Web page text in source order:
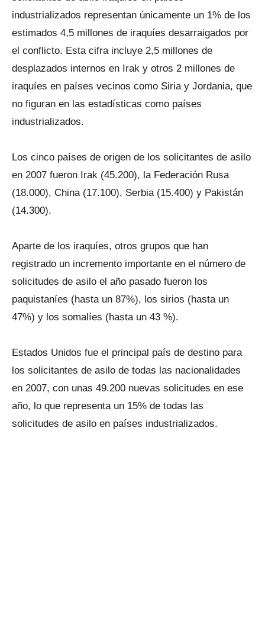
industrializados representan únicamente un 1% de los
estimados 4,5 millones de iraquíes desarraigados por
el conflicto. Esta cifra incluye 2,5 millones de
desplazados internos en Irak y otros 2 millones de
iraquíes en países vecinos como Siria y Jordania, que
no figuran en las estadísticas como países
industrializados.
Los cinco países de origen de los solicitantes de asilo
en 2007 fueron Irak (45.200), la Federación Rusa
(18.000), China (17.100), Serbia (15.400) y Pakistán
(14.300).
Aparte de los iraquíes, otros grupos que han
registrado un incremento importante en el número de
solicitudes de asilo el año pasado fueron los
paquistaníes (hasta un 87%), los sirios (hasta un
47%) y los somalíes (hasta un 43 %).
Estados Unidos fue el principal país de destino para
los solicitantes de asilo de todas las nacionalidades
en 2007, con unas 49.200 nuevas solicitudes en ese
año, lo que representa un 15% de todas las
solicitudes de asilo en países industrializados.